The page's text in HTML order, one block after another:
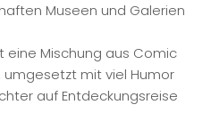
Museen und Galerien
eine Mischung aus Comic
umgesetzt mit viel Humor
auf Entdeckungsreise